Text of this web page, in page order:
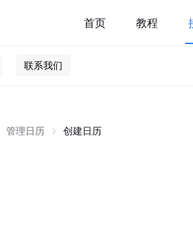
首页 教程
联系我们
管理日历 创建日历